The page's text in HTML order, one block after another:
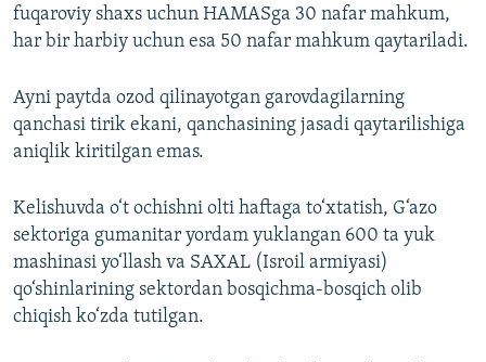
fuqaroviy shaxs uchun HAMASga 30 nafar mahkum,
har bir harbiy uchun esa 50 nafar mahkum qaytariladi.
Ayni paytda ozod qilinayotgan garovdagilarning
qanchasi tirik ekani, qanchasining jasadi qaytarilishiga
aniqlik kiritilgan emas.
Kelishuvda o‘t ochishni olti haftaga to‘xtatish, G‘azo
sektoriga gumanitar yordam yuklangan 600 ta yuk
mashinasi yo‘llash va SAXAL (Isroil armiyasi)
qo‘shinlarining sektordan bosqichma-bosqich olib
chiqish ko‘zda tutilgan.